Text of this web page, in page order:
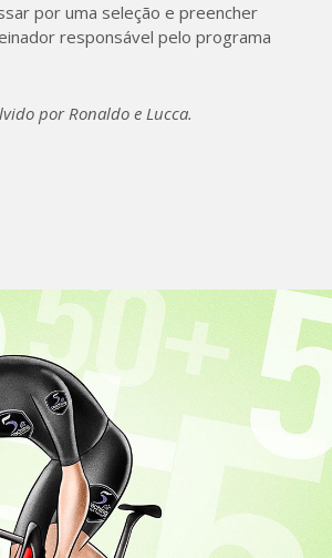
por uma seleção e preencher
responsável pelo programa
por Ronaldo e Lucca.